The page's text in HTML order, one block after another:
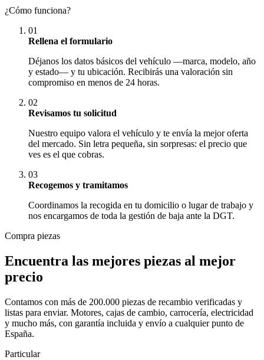
¿Cómo funciona?
01
Rellena el formulario
Déjanos los datos básicos del vehículo —marca, modelo, año
y estado— y tu ubicación. Recibirás una valoración sin
compromiso en menos de 24 horas.
02
Revisamos tu solicitud
Nuestro equipo valora el vehículo y te envía la mejor oferta
del mercado. Sin letra pequeña, sin sorpresas: el precio que
ves es el que cobras.
03
Recogemos y tramitamos
Coordinamos la recogida en tu domicilio o lugar de trabajo y
nos encargamos de toda la gestión de baja ante la DGT.
Compra piezas
Encuentra las mejores piezas al mejor
precio
Contamos con más de 200.000 piezas de recambio verificadas y
listas para enviar. Motores, cajas de cambio, carrocería, electricidad
y mucho más, con garantía incluida y envío a cualquier punto de
España.
Particular